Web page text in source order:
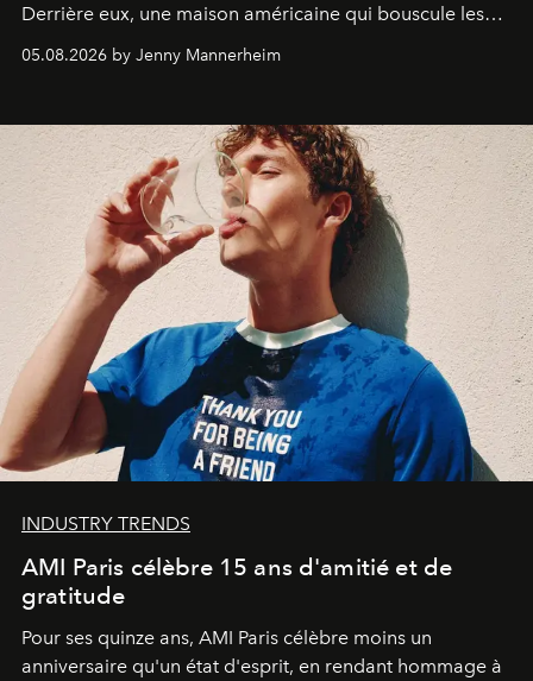
Derrière eux, une maison américaine qui bouscule les
codes de la parfumerie contemporaine en proposant
une approche aussi intuitive que personnelle :
05.08.2026 by Jenny Mannerheim
INDUSTRY TRENDS
AMI Paris célèbre 15 ans d'amitié et de
gratitude
Pour ses quinze ans, AMI Paris célèbre moins un
anniversaire qu'un état d'esprit, en rendant hommage à